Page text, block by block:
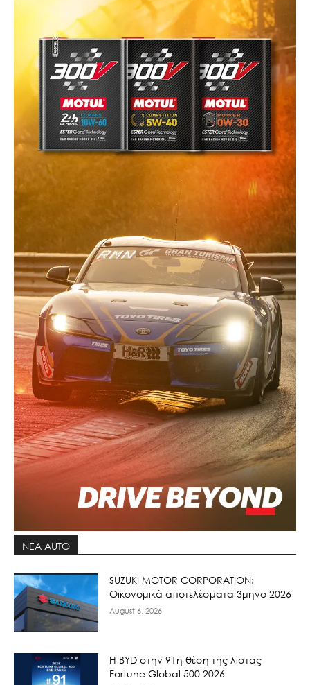
ΝΕΑ AUTO
SUZUKI MOTOR CORPORATION:
Οικονομικά αποτελέσματα 3μηνο 2026
August 6, 2026
Η BYD στην 91η θέση της λίστας
Fortune Global 500 2026